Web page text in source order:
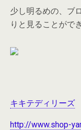
少し明るめの、ブ
りと見ることがで
キキテディリーズ
http://www.shop-